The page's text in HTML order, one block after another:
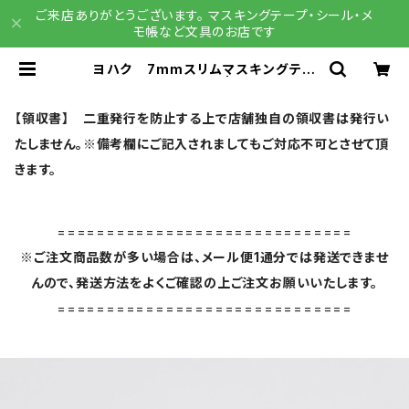
ご来店ありがとうございます。 マスキングテープ・シール・メ
モ帳など文具のお店です
ヨハク 7mmスリムマスキングテー
【領収書】 二重発行を防止する上で店舗独自の領収書は発行い
たしません。※備考欄にご記入されましてもご対応不可とさせて頂
きます。
==============================
※ご注文商品数が多い場合は、メール便1通分では発送できませ
んので、発送方法をよくご確認の上ご注文お願いいたします。
==============================